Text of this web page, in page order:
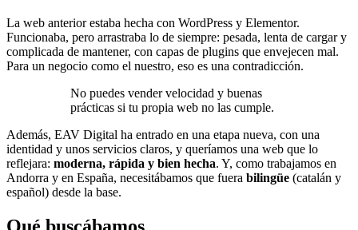
La web anterior estaba hecha con WordPress y Elementor.
Funcionaba, pero arrastraba lo de siempre: pesada, lenta de cargar y
complicada de mantener, con capas de plugins que envejecen mal.
Para un negocio como el nuestro, eso es una contradicción.
No puedes vender velocidad y buenas
prácticas si tu propia web no las cumple.
Además, EAV Digital ha entrado en una etapa nueva, con una
identidad y unos servicios claros, y queríamos una web que lo
reflejara: moderna, rápida y bien hecha. Y, como trabajamos en
Andorra y en España, necesitábamos que fuera bilingüe (catalán y
español) desde la base.
Qué buscábamos